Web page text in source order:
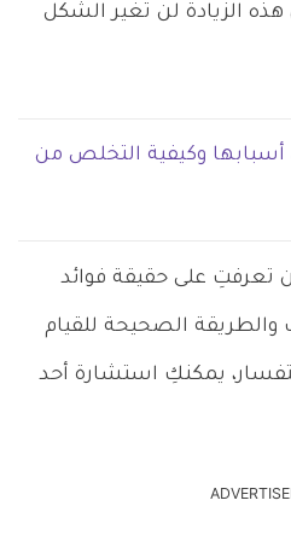
هذه الزيادة لن تغير الشكل
أسبابها وكيفية التخلص من
أن تعرفتِ على حقيقة فوائد
والطريقة الصحيحة للقيام
يمكنكِ استشارة أحد